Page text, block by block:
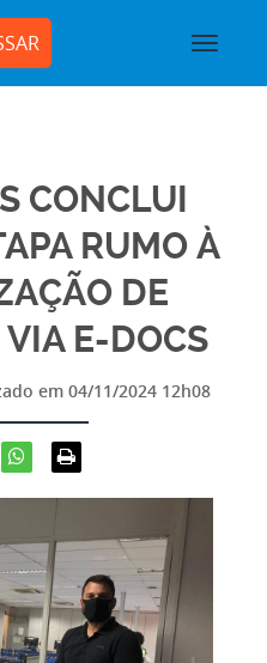
CONCLUI
RUMO À
DE
VIA E-DOCS
em 04/11/2024 12h08